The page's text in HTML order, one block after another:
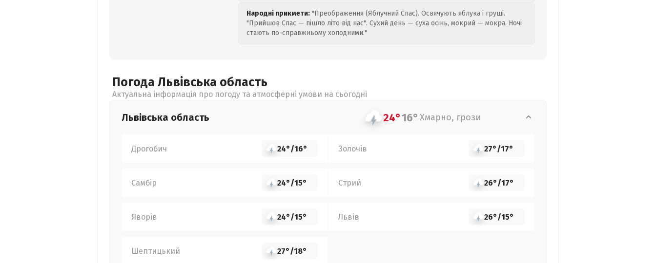
Народні прикмети: "Преображення (Яблучний Спас). Освячують яблука і груші.
"Прийшов Спас — пішло літо від нас". Сухий день — суха осінь, мокрий — мокра. Ночі
стають по-справжньому холодними."
Погода Львівська область
Актуальна інформація про погоду та атмосферні умови на сьогодні
Львівська область 24°16° Хмарно, грози
Дрогобич 24°/16° Золочів 27°/17°
Самбір 24°/15° Стрий 26°/17°
Яворів 24°/15° Львів 26°/15°
Шептицький 27°/18°